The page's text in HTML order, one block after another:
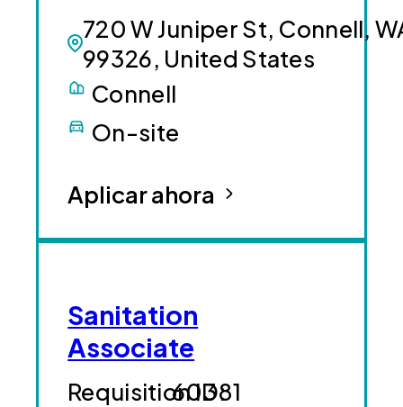
720 W Juniper St, Connell,
99326, United States
Connell
On-site
Aplicar ahora
Sanitation
Associate
60381